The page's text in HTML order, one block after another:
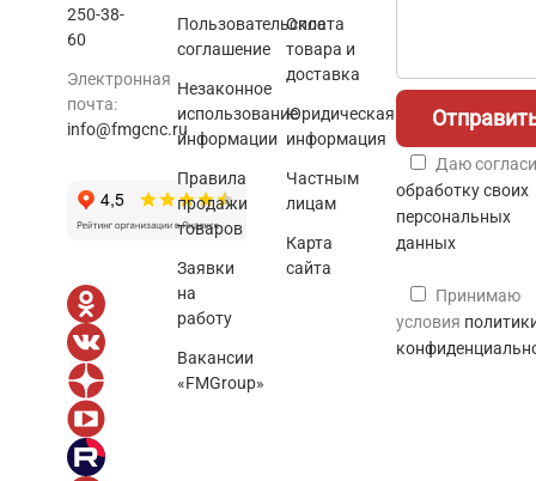
250-38-
60
Электронная
почта:
info@fmgcnc.ru
Пользовательское
соглашение
Незаконное
использование
информации
Правила
продажи
товаров
Заявки
на
работу
Вакансии
«FMGroup»
Оплата
товара и
доставка
Юридическая
информация
Частным
лицам
Карта
сайта
Даю
обработку своих
персональных
данных
Принимаю
условия